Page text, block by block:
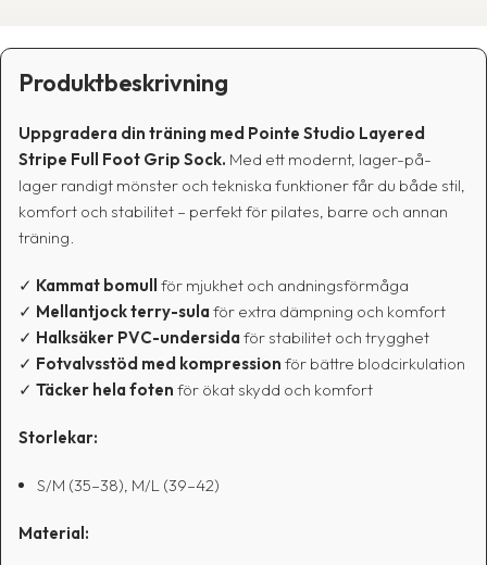
Produktbeskrivning
Uppgradera din träning med Pointe Studio Layered
Stripe Full Foot Grip Sock. Med ett modernt, lager-på-
lager randigt mönster och tekniska funktioner får du både stil,
komfort och stabilitet – perfekt för pilates, barre och annan
träning.
✓ Kammat bomull för mjukhet och andningsförmåga
✓ Mellantjock terry-sula för extra dämpning och komfort
✓ Halksäker PVC-undersida för stabilitet och trygghet
✓ Fotvalvsstöd med kompression för bättre blodcirkulation
✓ Täcker hela foten för ökat skydd och komfort
Storlekar:
S/M (35–38), M/L (39–42)
Material: